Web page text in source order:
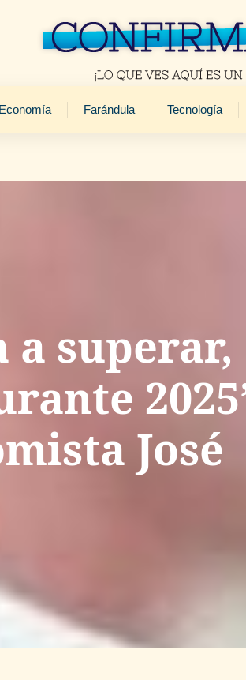
Economía Farándula Tecnología
a superar,
José